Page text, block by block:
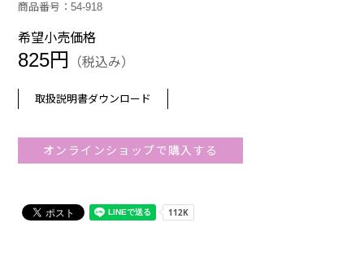
商品番号：54-918
希望小売価格
825円 （税込み）
取扱説明書ダウンロード
オンラインショップで購入する